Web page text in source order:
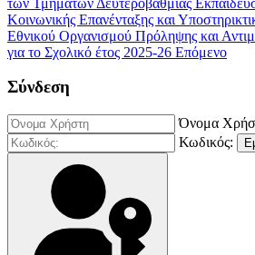
Κοινωνικής Επανένταξης και
Εθνικού Οργανισμού Πρόληψης και
για το Σχολικό έτος 2025-26 Επόμενο
Σύνδεση
Όνομα
Κωδικός: